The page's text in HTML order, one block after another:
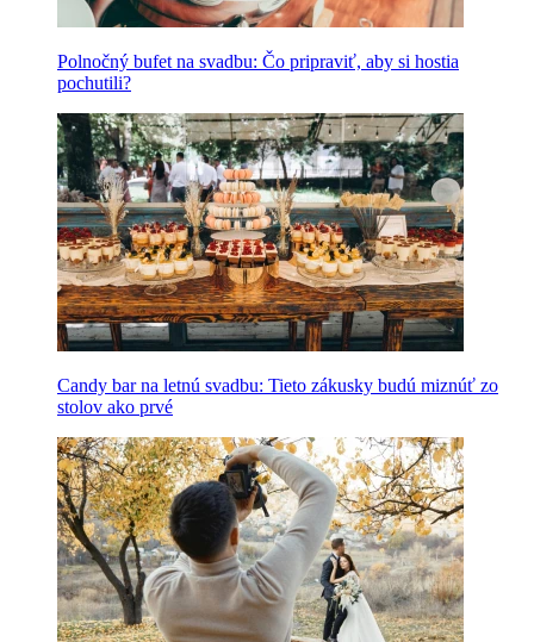
Polnočný bufet na svadbu: Čo pripraviť, aby si hostia
pochutili?
Candy bar na letnú svadbu: Tieto zákusky budú miznúť zo
stolov ako prvé